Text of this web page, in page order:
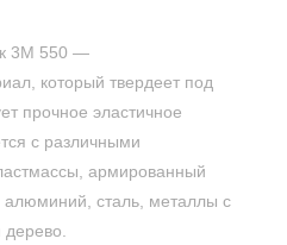
3M 550 —
который твердеет под
прочное эластичное
с различными
армированный
алюминий, сталь, металлы с